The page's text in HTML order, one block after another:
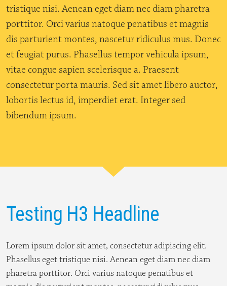
tristique nisi. Aenean eget diam nec diam pharetra
porttitor. Orci varius natoque penatibus et magnis
dis parturient montes, nascetur ridiculus mus. Donec
et feugiat purus. Phasellus tempor vehicula ipsum,
vitae congue sapien scelerisque a. Praesent
consectetur porta mauris. Sed sit amet libero auctor,
lobortis lectus id, imperdiet erat. Integer sed
bibendum ipsum.
Testing H3 Headline
Lorem ipsum dolor sit amet, consectetur adipiscing elit.
Phasellus eget tristique nisi. Aenean eget diam nec diam
pharetra porttitor. Orci varius natoque penatibus et